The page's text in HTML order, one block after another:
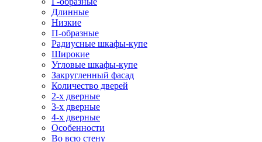
Длинные
Низкие
П-образные
Радиусные шкафы-купе
Широкие
Угловые шкафы-купе
Закругленный фасад
Количество дверей
2-х дверные
3-х дверные
4-х дверные
Особенности
Во всю стену